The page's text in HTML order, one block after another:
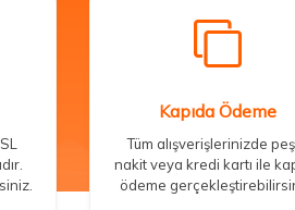
Kapıda Ödeme
Tüm alışverişlerinizde
nakit veya kredi kartı ile
ödeme